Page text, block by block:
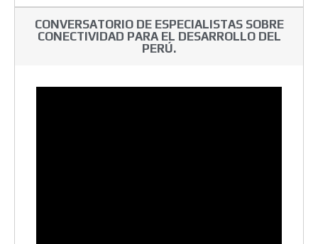
CONVERSATORIO DE ESPECIALISTAS SOBRE
CONECTIVIDAD PARA EL DESARROLLO DEL
PERÚ.